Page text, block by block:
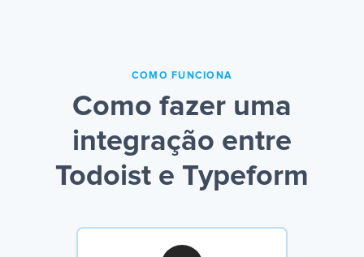
COMO FUNCIONA
Como fazer uma
integração entre
Todoist e Typeform